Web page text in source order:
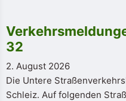
32
2. August 2026
Die Untere
Schleiz. Auf folgenden